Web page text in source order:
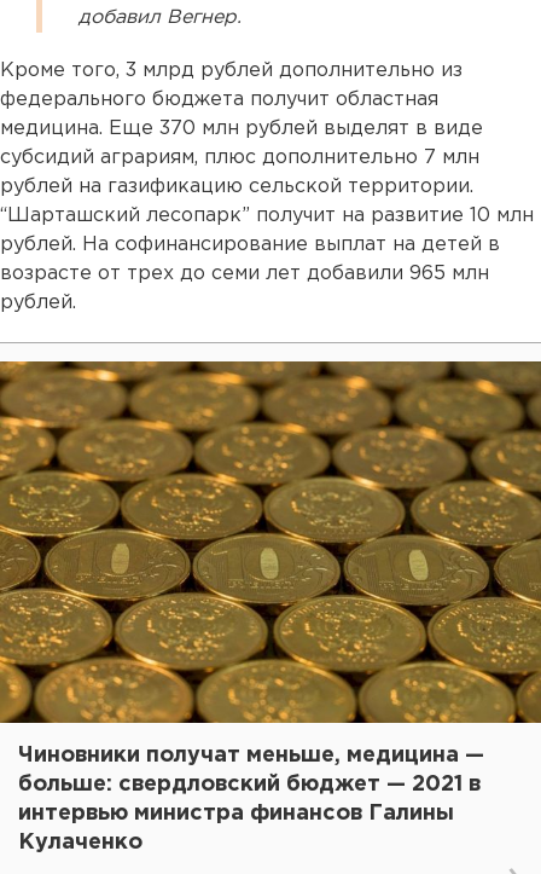
добавил Вегнер.
Кроме того, 3 млрд рублей дополнительно из
федерального бюджета получит областная
медицина. Еще 370 млн рублей выделят в виде
субсидий аграриям, плюс дополнительно 7 млн
рублей на газификацию сельской территории.
“Шарташский лесопарк” получит на развитие 10 млн
рублей. На софинансирование выплат на детей в
возрасте от трех до семи лет добавили 965 млн
рублей.
Чиновники получат меньше, медицина —
больше: свердловский бюджет — 2021 в
интервью министра финансов Галины
Кулаченко